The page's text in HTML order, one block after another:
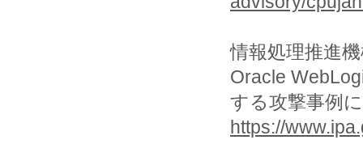
情報処理推進
Oracle
する攻撃事例
https://